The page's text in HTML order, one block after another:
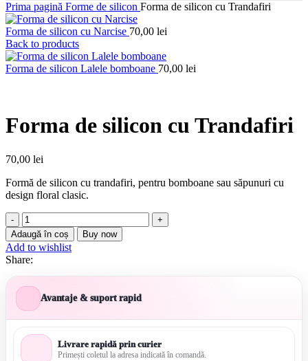
Prima pagină Forme de silicon Forma de silicon cu Trandafiri
Forma de silicon cu Narcise 70,00 lei
Back to products
Forma de silicon Lalele bomboane 70,00 lei
Forma de silicon cu Trandafiri
70,00 lei
Formă de silicon cu trandafiri, pentru bomboane sau săpunuri cu
design floral clasic.
Cantitate
Forma
de
silicon
cu
Adaugă în coș Buy now
Add to wishlist
Share:
Avantaje & suport rapid
Livrare rapidă prin curier
Primești coletul la adresa indicată în comandă.